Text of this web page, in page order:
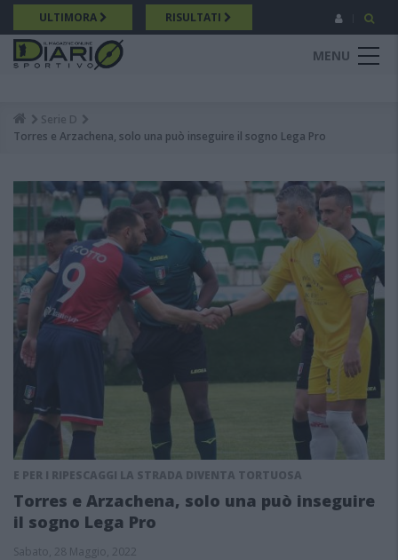
Salta
al
contenuto
principale
ULTIMORA RISULTATI
MENU
Breadcrumb
Serie D
Torres e Arzachena, solo una può inseguire il sogno Lega Pro
E PER I RIPESCAGGI LA STRADA DIVENTA TORTUOSA
Torres e Arzachena, solo una può inseguire
il sogno Lega Pro
Sabato, 28 Maggio, 2022